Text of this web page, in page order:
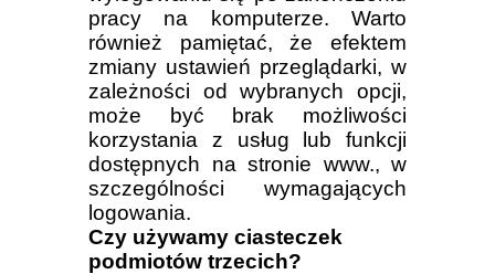
pracy na komputerze. Warto
również pamiętać, że efektem
zmiany ustawień przeglądarki, w
zależności od wybranych opcji,
może być brak możliwości
korzystania z usług lub funkcji
dostępnych na stronie www., w
szczególności wymagających
logowania.
Czy używamy ciasteczek
podmiotów trzecich?